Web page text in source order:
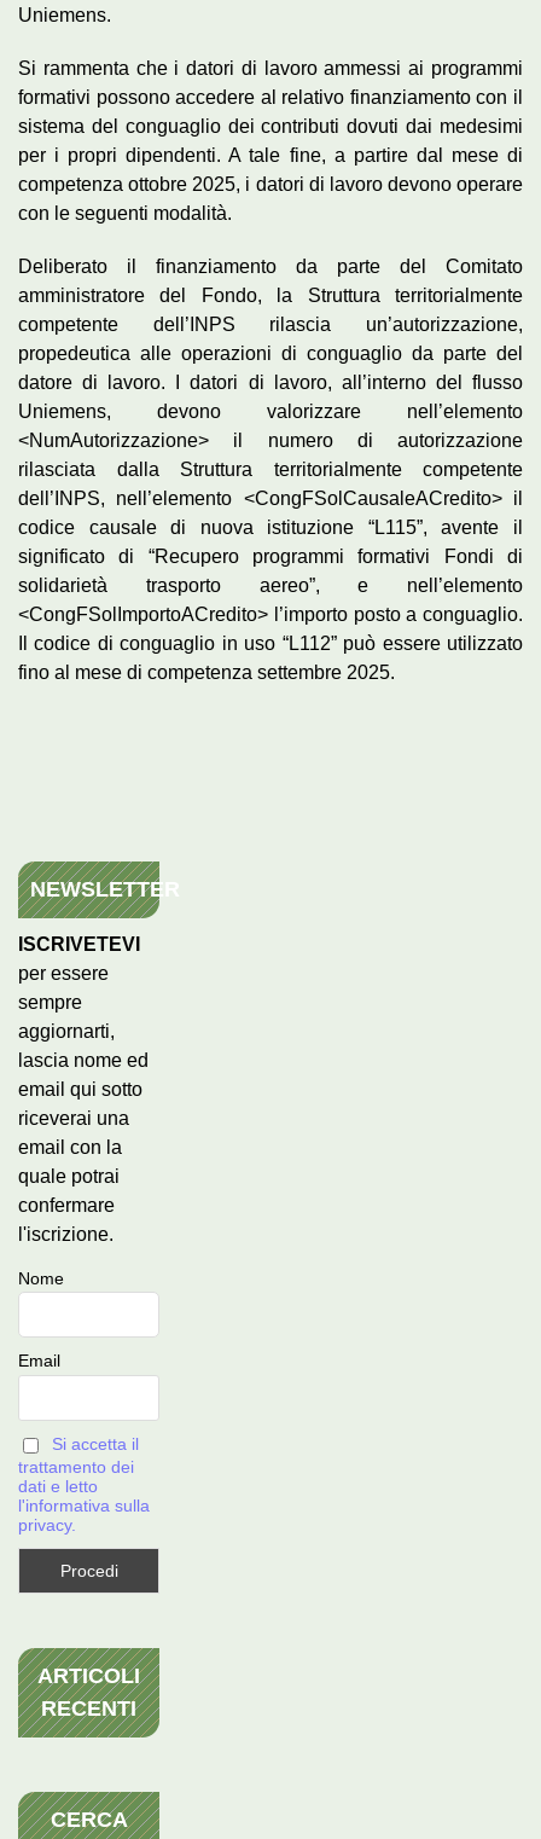
Uniemens.
Si rammenta che i datori di lavoro ammessi ai programmi
formativi possono accedere al relativo finanziamento con il
sistema del conguaglio dei contributi dovuti dai medesimi
per i propri dipendenti. A tale fine, a partire dal mese di
competenza ottobre 2025, i datori di lavoro devono operare
con le seguenti modalità.
Deliberato il finanziamento da parte del Comitato
amministratore del Fondo, la Struttura territorialmente
competente dell’INPS rilascia un’autorizzazione,
propedeutica alle operazioni di conguaglio da parte del
datore di lavoro. I datori di lavoro, all’interno del flusso
Uniemens, devono valorizzare nell’elemento
<NumAutorizzazione> il numero di autorizzazione
rilasciata dalla Struttura territorialmente competente
dell’INPS, nell’elemento <CongFSolCausaleACredito> il
codice causale di nuova istituzione “L115”, avente il
significato di “Recupero programmi formativi Fondi di
solidarietà trasporto aereo”, e nell’elemento
<CongFSolImportoACredito> l’importo posto a conguaglio.
Il codice di conguaglio in uso “L112” può essere utilizzato
fino al mese di competenza settembre 2025.
NEWSLETTER
ISCRIVETEVI
per essere
sempre
aggiornarti,
lascia nome ed
email qui sotto
riceverai una
email con la
quale potrai
confermare
l'iscrizione.
Nome
Email
Si accetta il
trattamento dei
dati e letto
l'informativa sulla
privacy.
ARTICOLI
RECENTI
CERCA